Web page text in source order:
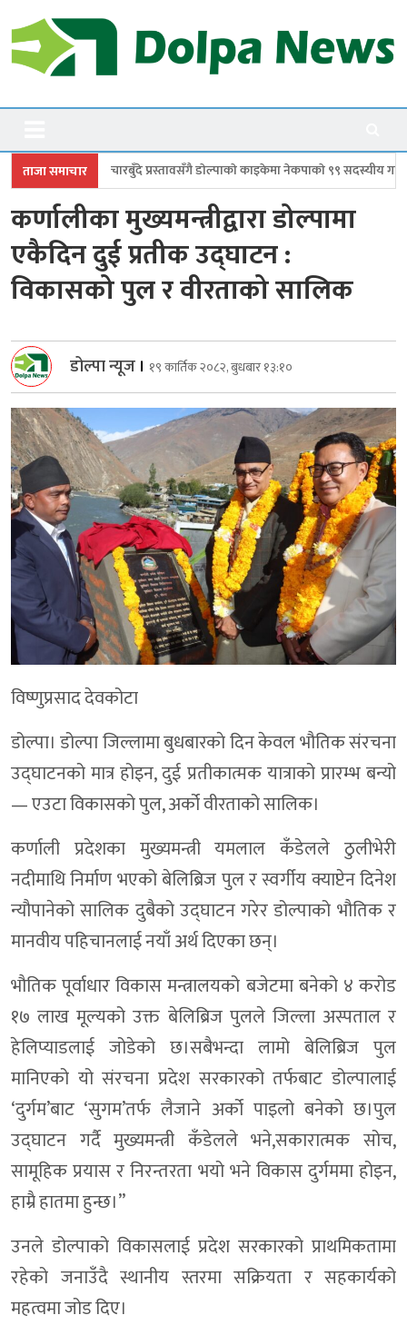
to
content
Dolpanews
ताजा समाचार
प्रस्तावसँगै डाेल्पाकाे काइकेमा नेकपाकाे ९९ सदस्यीय गाउँ समिति गठन
कर्णालीका मुख्यमन्त्रीद्वारा डोल्पामा
एकैदिन दुई प्रतीक उद्घाटन :
विकासको पुल र वीरताको सालिक
डोल्पा न्यूज । १९ कार्तिक २०८२, बुधबार १३:१०
विष्णुप्रसाद देवकोटा
डोल्पा। डोल्पा जिल्लामा बुधबारकाे दिन केवल भौतिक संरचना
उद्घाटनको मात्र होइन, दुई प्रतीकात्मक यात्राको प्रारम्भ बन्यो
— एउटा विकासको पुल, अर्को वीरताको सालिक।
कर्णाली प्रदेशका मुख्यमन्त्री यमलाल कँडेलले ठुलीभेरी
नदीमाथि निर्माण भएको बेलिब्रिज पुल र स्वर्गीय क्याप्टेन दिनेश
न्यौपानेको सालिक दुबैको उद्घाटन गरेर डोल्पाको भौतिक र
मानवीय पहिचानलाई नयाँ अर्थ दिएका छन्।
भौतिक पूर्वाधार विकास मन्त्रालयको बजेटमा बनेको ४ करोड
१७ लाख मूल्यको उक्त बेलिब्रिज पुलले जिल्ला अस्पताल र
हेलिप्याडलाई जोडेको छ।सबैभन्दा लामो बेलिब्रिज पुल
मानिएको यो संरचना प्रदेश सरकारको तर्फबाट डोल्पालाई
‘दुर्गम’बाट ‘सुगम’तर्फ लैजाने अर्को पाइलो बनेको छ।पुल
उद्घाटन गर्दै मुख्यमन्त्री कँडेलले भने,सकारात्मक सोच,
सामूहिक प्रयास र निरन्तरता भयो भने विकास दुर्गममा होइन,
हाम्रै हातमा हुन्छ।”
उनले डोल्पाको विकासलाई प्रदेश सरकारको प्राथमिकतामा
रहेको जनाउँदै स्थानीय स्तरमा सक्रियता र सहकार्यको
महत्वमा जोड दिए।